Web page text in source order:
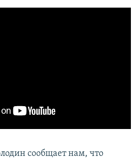
сообщает нам, что